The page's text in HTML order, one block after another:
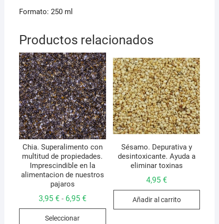
Formato: 250 ml
Productos relacionados
Chia. Superalimento con
multitud de propiedades.
Imprescindible en la
alimentacion de nuestros
pajaros
3,95 € - 6,95 €Rango
Seleccionar
Este
Sésamo. Depurativa y
desintoxicante. Ayuda a
eliminar toxinas
4,95 €
Añadir al carrito